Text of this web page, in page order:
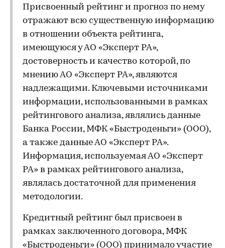
Присвоенный рейтинг и прогноз по нему
отражают всю существенную информацию
в отношении объекта рейтинга,
имеющуюся у АО «Эксперт РА»,
достоверность и качество которой, по
мнению АО «Эксперт РА», являются
надлежащими. Ключевыми источниками
информации, использованными в рамках
рейтингового анализа, являлись данные
Банка России, МФК «Быстроденьги» (ООО),
а также данные АО «Эксперт РА».
Информация, используемая АО «Эксперт
РА» в рамках рейтингового анализа,
являлась достаточной для применения
методологии.
Кредитный рейтинг был присвоен в
рамках заключенного договора, МФК
«Быстроденьги» (ООО) принимало участие